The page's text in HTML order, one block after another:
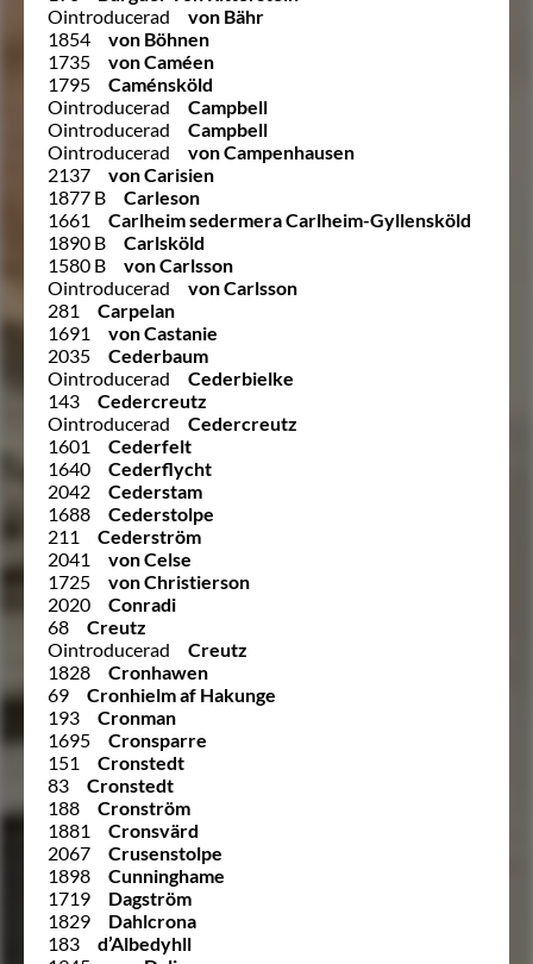
Ointroducerad
von Bähr
1854
von Böhnen
1735
von Caméen
1795
Caménsköld
Ointroducerad
Campbell
Ointroducerad
Campbell
Ointroducerad
von Campenhausen
2137
von Carisien
1877 B
Carleson
1661
Carlheim sedermera Carlheim-Gyllensköld
1890 B
Carlsköld
1580 B
von Carlsson
Ointroducerad
von Carlsson
281
Carpelan
1691
von Castanie
2035
Cederbaum
Ointroducerad
Cederbielke
143
Cedercreutz
Ointroducerad
Cedercreutz
1601
Cederfelt
1640
Cederflycht
2042
Cederstam
1688
Cederstolpe
211
Cederström
2041
von Celse
1725
von Christierson
2020
Conradi
68
Creutz
Ointroducerad
Creutz
1828
Cronhawen
69
Cronhielm af Hakunge
193
Cronman
1695
Cronsparre
151
Cronstedt
83
Cronstedt
188
Cronström
1881
Cronsvärd
2067
Crusenstolpe
1898
Cunninghame
1719
Dagström
1829
Dahlcrona
183
d’Albedyhll